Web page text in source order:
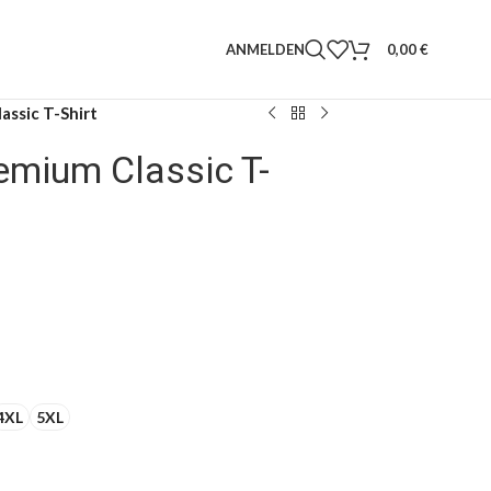
ANMELDEN 0,00€
T-Shirt
Classic T-
5XL